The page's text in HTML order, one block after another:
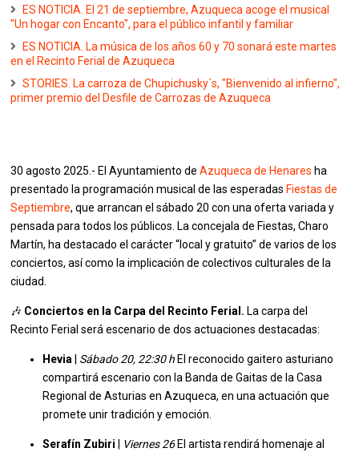
ES NOTICIA. El 21 de septiembre, Azuqueca acoge el musical
"Un hogar con Encanto", para el público infantil y familiar
ES NOTICIA. La música de los años 60 y 70 sonará este martes
en el Recinto Ferial de Azuqueca
STORIES. La carroza de Chupichusky´s, "Bienvenido al infierno",
primer premio del Desfile de Carrozas de Azuqueca
30 agosto 2025.- El Ayuntamiento deAzuqueca de Henares ha
presentado la programación musical de las esperadas Fiestas de
Septiembre, que arrancan el sábado 20 con una oferta variada y
pensada para todos los públicos. La concejala de Fiestas, Charo
Martín, ha destacado el carácter “local y gratuito” de varios de los
conciertos, así como la implicación de colectivos culturales de la
ciudad.
🎶 Conciertos en la Carpa del Recinto Ferial. La carpa del
Recinto Ferial será escenario de dos actuaciones destacadas:
Hevia Sábado 20, 22:30 h El reconocido gaitero asturiano
compartirá escenario con la Banda de Gaitas de la Casa
Regional de Asturias en Azuqueca, en una actuación que
promete unir tradición y emoción.
Serafín Zubiri Viernes 26El artista rendirá homenaje al